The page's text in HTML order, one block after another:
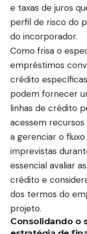
e taxas de juros
perfil de risco do
do incorporador.
Como frisa o
empréstimos
crédito
podem fornecer
linhas de crédito
acessem
a gerenciar o
imprevistas
essencial avaliar
crédito e
dos termos do
projeto.
Consolidando o